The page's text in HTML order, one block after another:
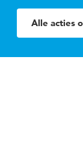
Alle acties